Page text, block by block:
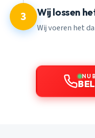
3 Wij lossen
Wij voeren het
NU